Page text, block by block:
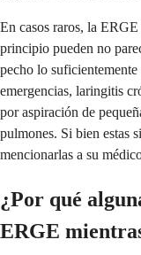
En casos raros, la ERGE
principio pueden no
pecho lo
emergencias, laringitis
por aspiración de
pulmones. Si bien estas
mencionarlas a su
¿Por qué
ERGE